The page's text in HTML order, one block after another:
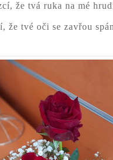
že tvá ruka na mé
že tvé oči se zavřou